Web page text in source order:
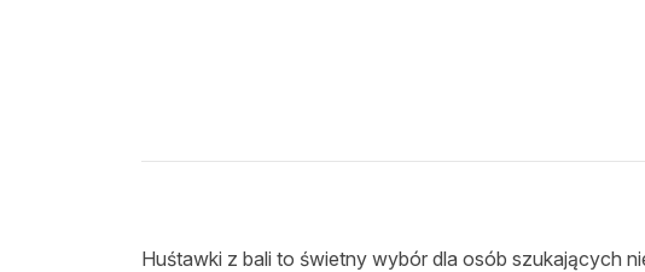
Huśtawki z bali to świetny wybór dla osób szukających